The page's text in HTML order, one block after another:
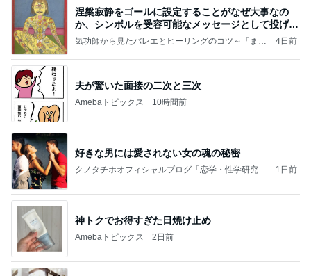
涅槃寂静をゴールに設定することがなぜ大事なの
か、シンボルを受容可能なメッセージとして投げる
ことが
気功師から見たバレエとヒーリングのコツ～「まと
4日前
夫が驚いた面接の二次と三次
Amebaトピックス 10時間前
好きな男には愛されない女の魂の秘密
クノタチホオフィシャルブログ「恋学・性学研究
1日前
神トクでお得すぎた日焼け止め
Amebaトピックス 2日前